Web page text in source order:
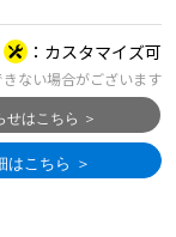
カスタマイズ可
ない場合がございます